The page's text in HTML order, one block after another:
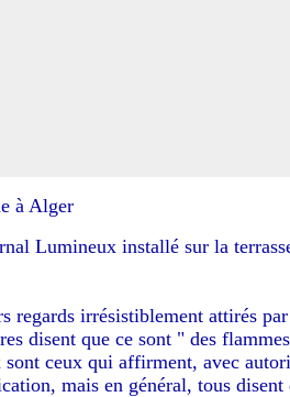
à Alger
Lumineux installé sur la
regards irrésistiblement attirés
disent que ce sont " des
ceux qui affirment, avec
mais en général, tous